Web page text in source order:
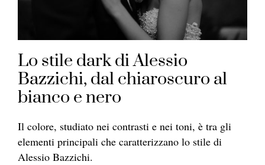
Lo stile dark di Alessio
Bazzichi, dal chiaroscuro al
bianco e nero
Il colore, studiato nei contrasti e nei toni, è tra gli
elementi principali che caratterizzano lo stile di
Alessio Bazzichi.